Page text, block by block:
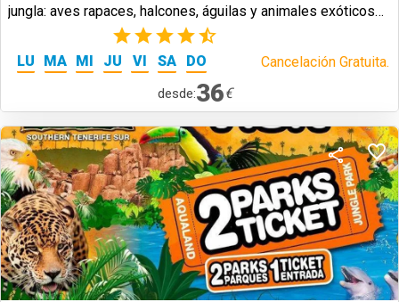
jungla: aves rapaces, halcones, águilas y animales exóticos
(5)
LU MA MI JU VI SA DO Cancelación Gratuita.
desde:36€